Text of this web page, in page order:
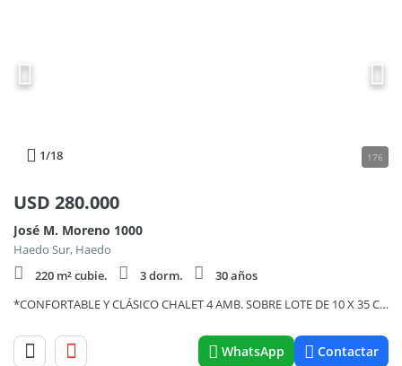
1/18 176
USD 280.000
José M. Moreno 1000
Haedo Sur, Haedo
220 m² cubie.
3 dorm.
30 años
*CONFORTABLE Y CLÁSICO CHALET 4 AMB. SOBRE LOTE DE 10 X 35 CON GARAGE PARA 3 AUTOS, QUINCHO Y PISCINA.
WhatsApp Contactar